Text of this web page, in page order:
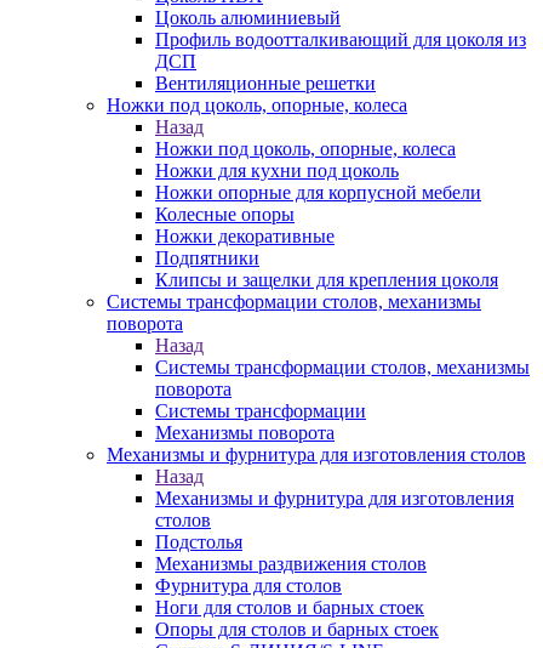
Цоколь алюминиевый
Профиль водоотталкивающий для цоколя из
ДСП
Вентиляционные решетки
Ножки под цоколь, опорные, колеса
Назад
Ножки под цоколь, опорные, колеса
Ножки для кухни под цоколь
Ножки опорные для корпусной мебели
Колесные опоры
Ножки декоративные
Подпятники
Клипсы и защелки для крепления цоколя
Системы трансформации столов, механизмы
поворота
Назад
Системы трансформации столов, механизмы
поворота
Системы трансформации
Механизмы поворота
Механизмы и фурнитура для изготовления столов
Назад
Механизмы и фурнитура для изготовления
столов
Подстолья
Механизмы раздвижения столов
Фурнитура для столов
Ноги для столов и барных стоек
Опоры для столов и барных стоек